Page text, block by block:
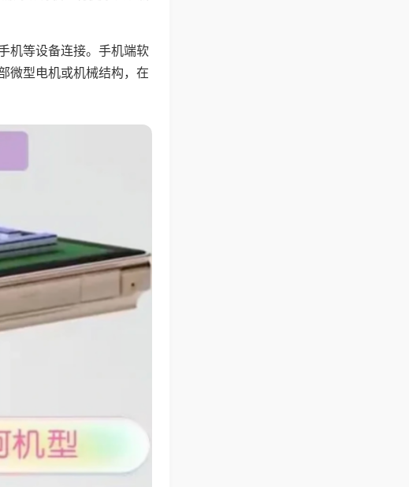
机等设备连接。手机端软
微型电机或机械结构，在